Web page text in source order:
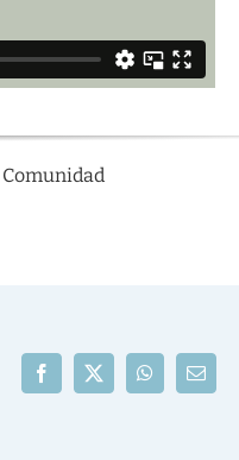
Comunidad
Facebook
X WhatsAppCorreo